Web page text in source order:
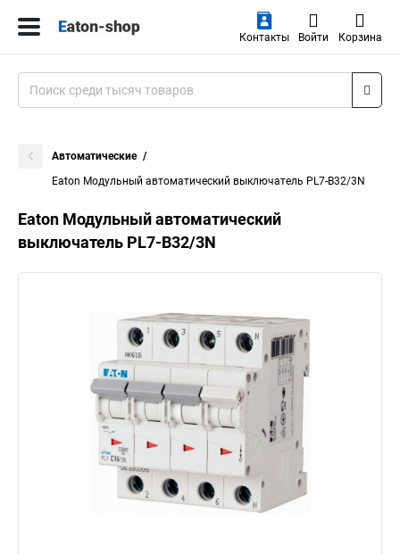
Контакты Войти Корзина
Автоматические
Eaton Модульный автоматический выключатель PL7-B32/3N
Eaton Модульный автоматический
выключатель PL7-B32/3N